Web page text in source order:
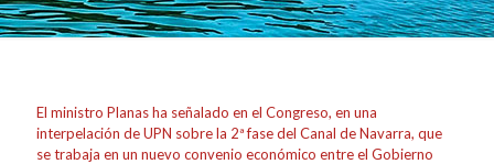
El ministro Planas ha señalado en el Congreso, en una
interpelación de UPN sobre la 2ª fase del Canal de Navarra, que
se trabaja en un nuevo convenio económico entre el Gobierno